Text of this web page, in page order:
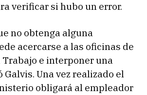
verificar si hubo un error.
no obtenga alguna
acercarse a las oficinas de
e interponer una
Galvis. Una vez realizado el
obligará al empleador